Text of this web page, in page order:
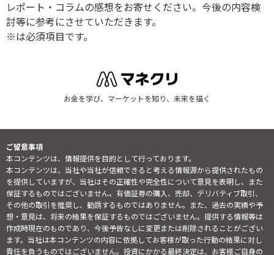
レポート・コラムの感想をお寄せください。今後の内容検
討等に参考にさせていただきます。
※は必須項目です。
お金を学び、マーケットを知り、未来を描く
ご留意事項
本コンテンツは、情報提供を目的として行っております。
本コンテンツは、当社や当社が信頼できると考える情報源から提供されたもの
を提供していますが、当社はその正確性や完全性について意見を表明し、また
保証するものではございません。有価証券の購入、売却、デリバティブ取引、
その他の取引を推奨し、勧誘するものではありません。また、過去の実績や予
想・意見は、将来の結果を保証するものではございません。提供する情報等は
作成時現在のものであり、今後予告なしに変更または削除されることがござい
ます。当社は本コンテンツの内容に依拠してお客様が取った行動の結果に対し
責任を負うものではございません。投資にかかる最終決定は、お客様ご自身の